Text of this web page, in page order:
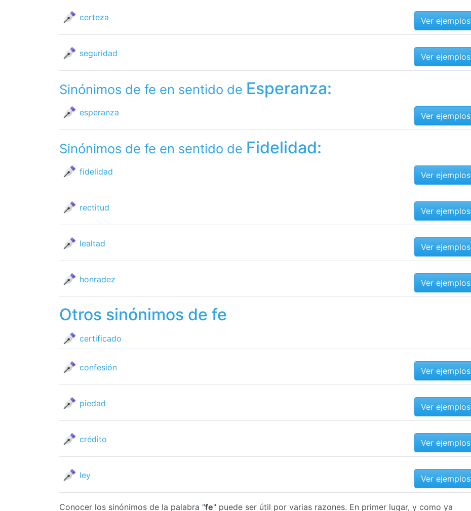
certeza Ver ejemplos
seguridad Ver ejemplos
Sinónimos de fe en sentido de Esperanza:
esperanza Ver ejemplos
Sinónimos de fe en sentido de Fidelidad:
fidelidad Ver ejemplos
rectitud Ver ejemplos
lealtad Ver ejemplos
honradez Ver ejemplos
Otros sinónimos de fe
certificado
confesión Ver ejemplos
piedad Ver ejemplos
crédito Ver ejemplos
ley Ver ejemplos
Conocer los sinónimos de la palabra "fe" puede ser útil por varias razones. En primer lugar, y como ya